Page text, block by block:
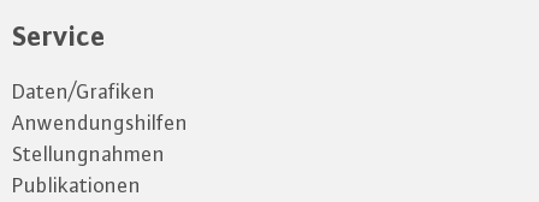
Service
Daten/Grafiken
Anwendungshilfen
Stellungnahmen
Publikationen